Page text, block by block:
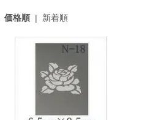
価格順| 新着順